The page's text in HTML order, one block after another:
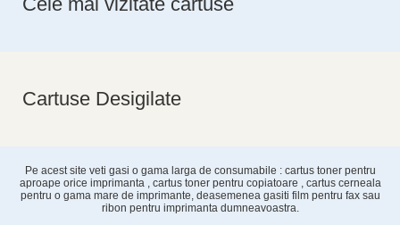
Cartuse Desigilate
Pe acest site veti gasi o gama larga de consumabile : cartus toner pentru
aproape orice imprimanta , cartus toner pentru copiatoare , cartus cerneala
pentru o gama mare de imprimante, deasemenea gasiti film pentru fax sau
ribon pentru imprimanta dumneavoastra.